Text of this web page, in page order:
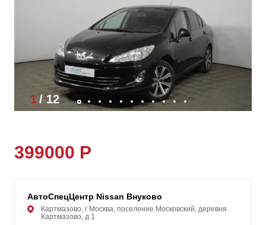
1/ 12
399000 Р
АвтоСпецЦентр Nissan Внуково
Картмазово, г Москва, поселение Московский, деревня
Картмазово, д 1